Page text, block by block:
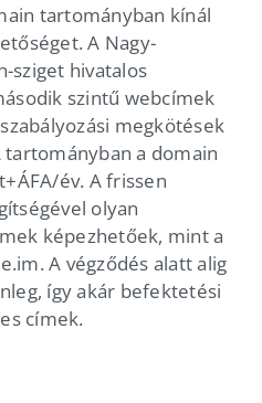
tartományban kínál
A Nagy-
sziget hivatalos
szintű webcímek
megkötések
a domain
év. A frissen
olyan
képezhetőek, mint a
A végződés alatt alig
így akár befektetési
címek.